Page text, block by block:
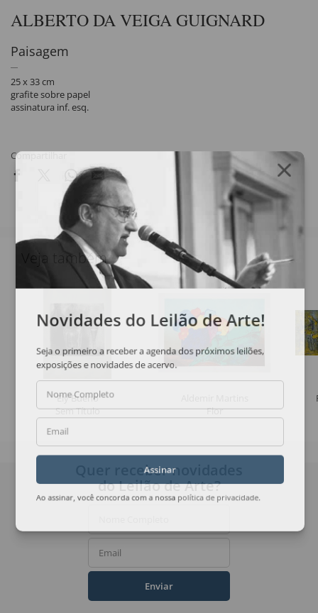
ALBERTO DA VEIGA GUIGNARD
Paisagem
25 x 33 cm
grafite sobre papel
assinatura inf. esq.
Compartilhar
Veja também
Ely Bueno
Sem Título
Flor
Novidades do Leilão de Arte!
Seja o primeiro a receber a agenda dos próximos leilões,
exposições e novidades de acervo.
Nome Completo
Email
Assinar
Ao assinar, você concorda com a nossa política de privacidade
Quer receber novidades
do Leilão de Arte?
Email
Enviar